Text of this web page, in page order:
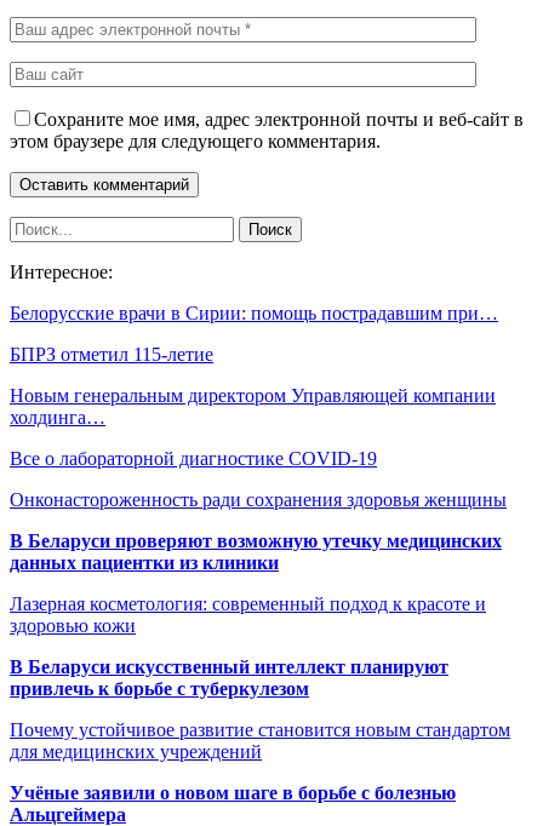
Сохраните мое имя, адрес электронной почты и веб-сайт в
этом браузере для следующего комментария.
Интересное:
Белорусские врачи в Сирии: помощь пострадавшим при…
БПРЗ отметил 115-летие
Новым генеральным директором Управляющей компании
холдинга…
Все о лабораторной диагностике COVID-19
Онконастороженность ради сохранения здоровья женщины
В Беларуси проверяют возможную утечку медицинских
данных пациентки из клиники
Лазерная косметология: современный подход к красоте и
здоровью кожи
В Беларуси искусственный интеллект планируют
привлечь к борьбе с туберкулезом
Почему устойчивое развитие становится новым стандартом
для медицинских учреждений
Учёные заявили о новом шаге в борьбе с болезнью
Альцгеймера